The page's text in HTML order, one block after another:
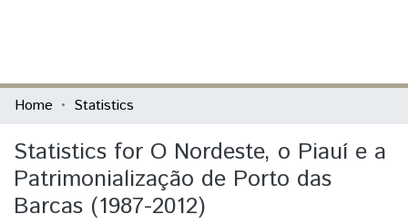
Communities & Collections
All of DSpace
Home Statistics
Statistics for O Nordeste, o Piauí e a
Patrimonialização de Porto das
Barcas (1987-2012)